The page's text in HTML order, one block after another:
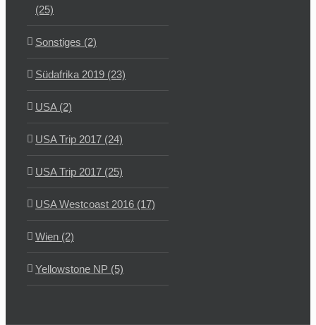
(25)
Sonstiges (2)
Südafrika 2019 (23)
USA (2)
USA Trip 2017 (24)
USA Trip 2017 (25)
USA Westcoast 2016 (17)
Wien (2)
Yellowstone NP (5)